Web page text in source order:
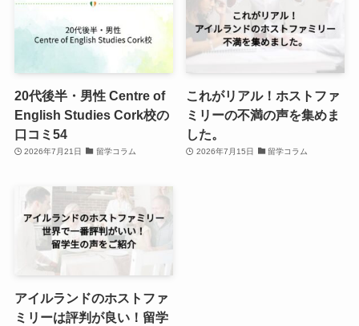
20代後半・男性 Centre of
English Studies Cork校の
口コミ54
2026年7月21日 留学コラム
これがリアル！ホストファ
ミリーの不満の声を集めま
した。
2026年7月15日 留学コラム
アイルランドのホストファ
ミリーは評判が良い！留学